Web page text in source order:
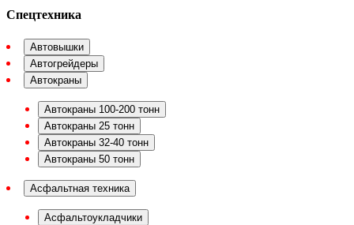
Спецтехника
Автовышки
Автогрейдеры
Автокраны
Автокраны 100-200 тонн
Автокраны 25 тонн
Автокраны 32-40 тонн
Автокраны 50 тонн
Асфальтная техника
Асфальтоукладчики